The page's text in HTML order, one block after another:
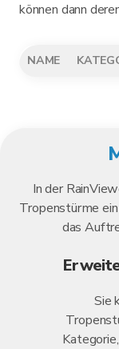
können dann
NAME
In der
Tropenstürme
das
Sie